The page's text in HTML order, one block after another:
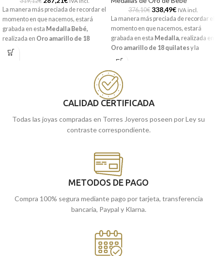
La manera más preciada de recordar el
momento en que nacemos, estará
grabada en esta Medalla Bebé,
realizada en Oro amarillo de 18
kilates
burlón
376,10€ 338,49€ IVA incl.
La manera más preciada de recordar el
momento en que nacemos, estará
grabada en esta Medalla, realizada en
Oro amarillo de 18 quilatesy la
imagen a relieve del
Puedes encontrarla en nuestras
tiendas de Málaga y Melilla, o
comprarla online y te la enviamos a
casa.
CALIDAD CERTIFICADA
Todas las joyas compradas en Torres Joyeros poseen por Ley su
contraste correspondiente.
METODOS DE PAGO
Compra 100% segura mediante pago por tarjeta, transferencia
bancaria, Paypal y Klarna.